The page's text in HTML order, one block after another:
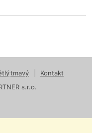
tmavý
Kontakt
s.r.o.